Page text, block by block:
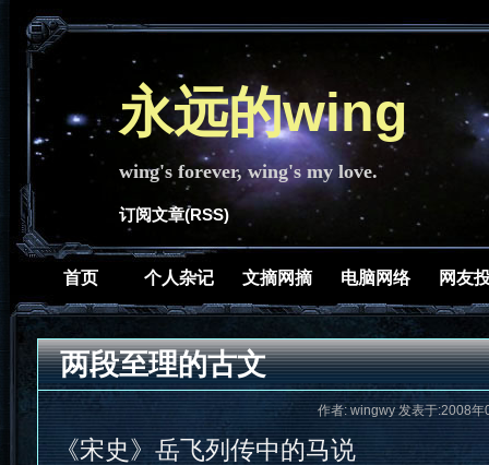
永远的wing
wing's forever, wing's my love.
订阅文章(RSS)
首页 个人杂记 文摘网摘 电脑网络 网友
两段至理的古文
作者: wingwy 发表于:2008
《宋史》岳飞列传中的马说